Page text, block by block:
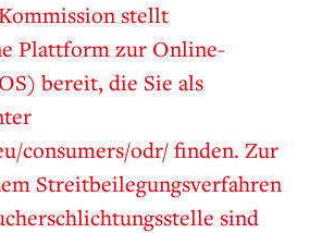
stellt
Plattform zur Online-
bereit, die Sie als
consumers/odr/ finden. Zur
Streitbeilegungsverfahren
sind